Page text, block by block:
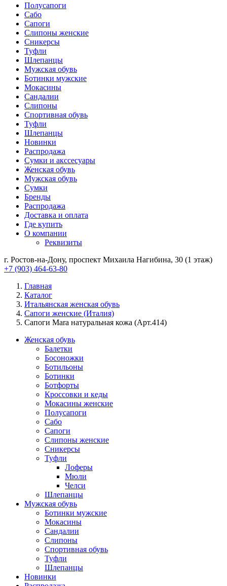
Полусапоги
Сабо
Сапоги
Слипоны женские
Сникерсы
Туфли
Шлепанцы
Мужская обувь
Ботинки мужские
Мокасины
Сандалии
Слипоны
Спортивная обувь
Туфли
Шлепанцы
Новинки
Распродажа
Сумки и акссесуары
Женская обувь
Мужская обувь
Сумки
Бренды
Распродажа
Доставка и оплата
Где купить
О компании
Реквизиты
г. Ростов-на-Дону, проспект Михаила Нагибина, 30 (1 этаж)
+7 (903) 464-63-80
Главная
Каталог
Итальянская женская обувь
Сапоги женские (Италия)
Сапоги Mara натуральная кожа (Арт.414)
Женская обувь
Балетки
Босоножки
Ботильоны
Ботинки
Ботфорты
Кроссовки и кеды
Мокасины женские
Полусапоги
Сабо
Сапоги
Слипоны женские
Сникерсы
Туфли
Лоферы
Мюли
Челси
Шлепанцы
Мужская обувь
Ботинки мужские
Мокасины
Сандалии
Слипоны
Спортивная обувь
Туфли
Шлепанцы
Новинки